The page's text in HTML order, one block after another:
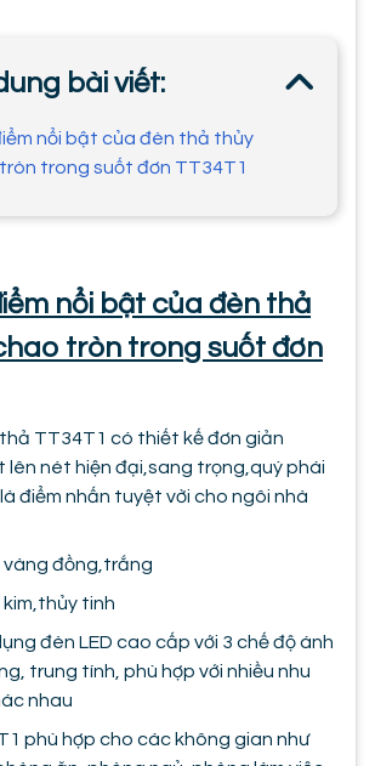
bài viết:
nổi bật của đèn thả thủy
trong suốt đơn TT34T1
nổi bật của đèn thả
tròn trong suốt đơn
TT34T1 có thiết kế đơn giản
lên nét hiện đại,sang trọng,quý phái
điểm nhấn tuyệt vời cho ngôi nhà
vàng đồng,trắng
kim,thủy tinh
đèn LED cao cấp với 3 chế độ ánh
trung tính, phù hợp với nhiều nhu
nhau
phù hợp cho các không gian như